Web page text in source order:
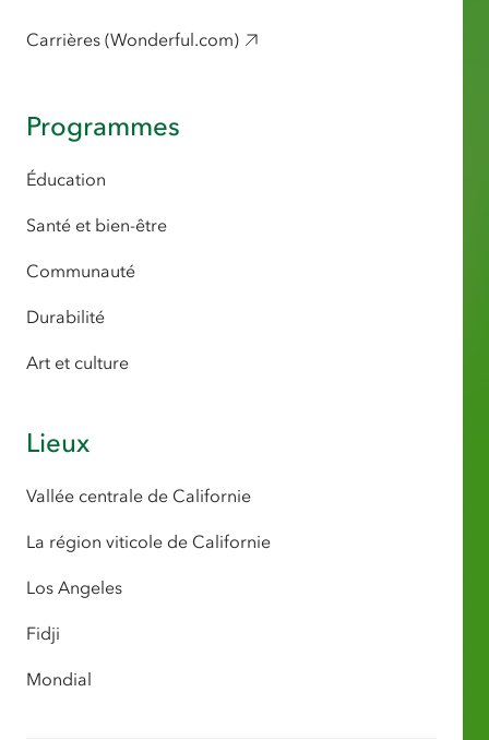
Carrières (Wonderful.com)
Programmes
Éducation
Santé et bien-être
Communauté
Durabilité
Art et culture
Lieux
Vallée centrale de Californie
La région viticole de Californie
Los Angeles
Fidji
Mondial